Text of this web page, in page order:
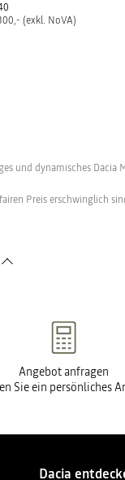
(exkl. NoVA)
dynamisches Dacia
Preis erschwinglich
Angebot anfragen
Sie ein persönliches
Dacia